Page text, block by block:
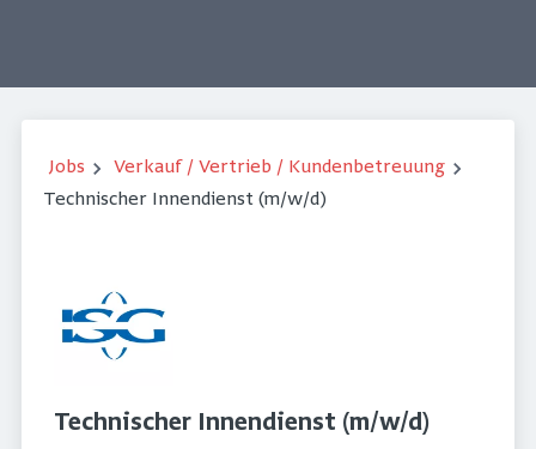
Jobs
Verkauf / Vertrieb / Kundenbetreuung
Technischer Innendienst (m/w/d)
Technischer Innendienst (m/w/d)